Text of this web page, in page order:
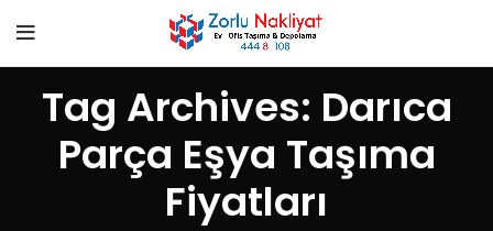
Tag Archives: Darıca
Parça Eşya Taşıma
Fiyatları